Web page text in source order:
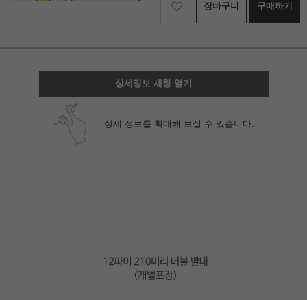
장바구니 구매하기
상세정보 새창 열기
상세 정보를 확대해 보실 수 있습니다.